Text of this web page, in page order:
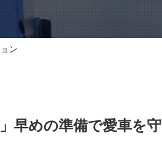
ン
早めの準備で愛車を守